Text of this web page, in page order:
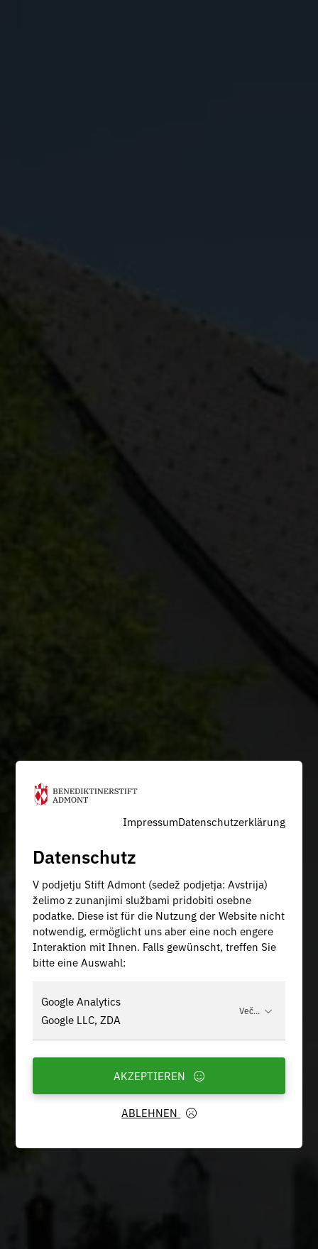
ImpressumDatenschutzerklärung
Datenschutz
V podjetju Stift Admont (sedež podjetja: Avstrija)
želimo z zunanjimi službami pridobiti osebne
podatke. Diese ist für die Nutzung der Website nicht
notwendig, ermöglicht uns aber eine noch engere
Interaktion mit Ihnen. Falls gewünscht, treffen Sie
bitte eine Auswahl:
Google Analytics
Google LLC, ZDA
Več...
ABLEHNEN
AKZEPTIEREN